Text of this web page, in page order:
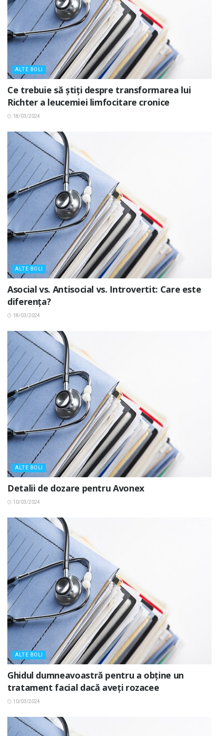
ALTE BOLI
Ce trebuie să știți despre transformarea lui
Richter a leucemiei limfocitare cronice
18/03/2024
ALTE BOLI
Asocial vs. Antisocial vs. Introvertit: Care este
diferența?
18/03/2024
ALTE BOLI
Detalii de dozare pentru Avonex
10/03/2024
ALTE BOLI
Ghidul dumneavoastră pentru a obține un
tratament facial dacă aveți rozacee
10/03/2024